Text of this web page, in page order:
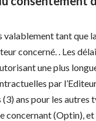
valablement tant
concerné. . Les
une plus
par
ans pour les
concernant (Optin),